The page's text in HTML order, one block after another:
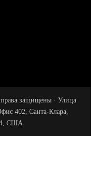
защищены · Улица
402, Санта-Клара,
США